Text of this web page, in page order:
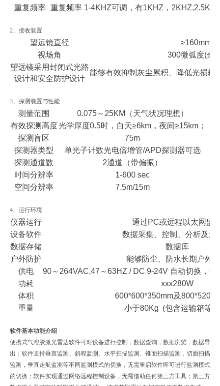
重复频率 重复频率 1-4KHZ可调，有1KHZ，
2、接收装置
望远镜直径
≥160mm
视场角
300微弧度(全
望远镜采用封闭式光路
设计和安全防护设计
能够有效抑制灰尘累积、降低光损耗
3、探测装置与性能
测量范围
0.075～25KM（天气状况理想）
有效探测高度光学厚度0.5时，白天≥6km，夜间≥15km；
探测盲区
75m
探测器类型
单光子计数光电倍增管/APD探测器可选
探测通道数
2通道（带偏振）
时间分辨率
1-600 sec
空间分辨率
7.5m/15m
4、运行环境
仪器运行
通过PC或远程以太网监
设备软件
数据采集、控制、分析及走
数据存储
数据库
户外防护
能够防尘、防水长期户外
供电
90～264VAC,47～63HZ / DC 9-24V 自动切换，
功耗
xxx280W
体积
600*600*350mm及
重量
小于80Kg (包含运输箱等
软件基本功能介绍
便携式气溶胶激光雷达软件可对设备进行控制，数据查询，数据浏览，数据导
出；软件支持垂直监测、斜程监测、水平扫描监测、锥面扫描监测，切面扫描
监测，垂直走航监测等不同监测模式的切换，无需重启软件即可进行监测模式
的切换；软件实现通过网络远程控制设备，无需借助任何第三方工具；第三方